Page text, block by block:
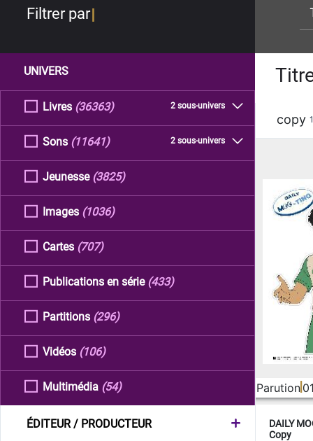
Filtrer par
UNIVERS
Livres 2 sous-univers
(36363)
Sons 2 sous-univers
(11641)
Jeunesse (3825)
Images (1036)
Cartes (707)
Publications en série (433)
Partitions (296)
Vidéos (106)
Multimédia (54)
ÉDITEUR / PRODUCTEUR
copy
Parution
DAILY
Copy